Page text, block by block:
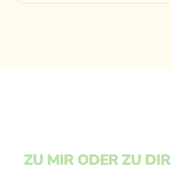
ZU MIR ODER ZU DIR